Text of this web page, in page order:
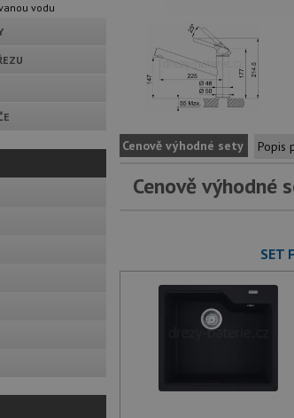
vodu
Cenově výhodné sety Popis
Cenově výhodné
SET